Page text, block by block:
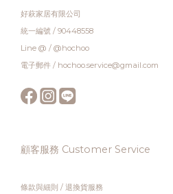
與此活動，亦代表您已閱讀活動詳細內容與同意活動內容。 9.如有未
保留隨時修改、變更、取消之權利，亦有權對本
好萩家居有限公司
統一編號 / 90448558
Line @ / @hochoo
電子郵件 / hochoo.service@gmail.com
顧客服務 Customer Service
條款與細則 / 退換貨服務